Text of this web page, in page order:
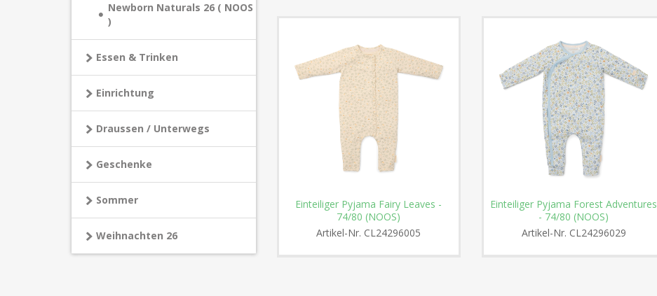
Newborn Naturals 26 ( NOOS
)
Essen & Trinken
Einrichtung
Draussen / Unterwegs
Geschenke
Sommer
Weihnachten 26
Einteiliger Pyjama Fairy Leaves -
74/80 (NOOS)
Artikel-Nr. CL24296005
Einteiliger Pyjama Forest Adventures
- 74/80 (NOOS)
Artikel-Nr. CL24296029